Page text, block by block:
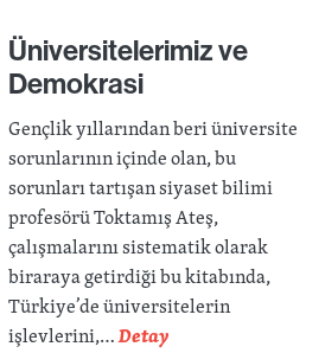
Üniversitelerimiz ve
Demokrasi
Gençlik yıllarından beri üniversite
sorunlarının içinde olan, bu
sorunları tartışan siyaset bilimi
profesörü Toktamış Ateş,
çalışmalarını sistematik olarak
biraraya getirdiği bu kitabında,
Türkiye’de üniversitelerin
işlevlerini,…Detay